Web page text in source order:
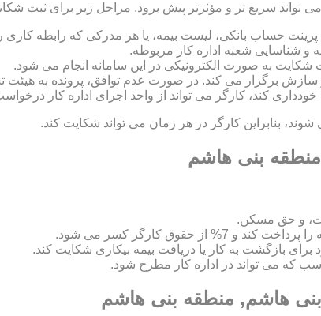
تواند سریع تر و مؤثرتر پیش برود. مراحل زیر برای ثبت
حساب بانکی، لیست بیمه، یا هر مدرکی که رابطه کاری
و شناسایی شعبه اداره کار مربوطه.
و سازش برگزار می کند. در صورت عدم توافق، پرونده به
کند، کارگر می تواند از واحد اجرای اداره کار
بنابراین کارگر در هر زمان می تواند شکایت کند.
منطقه بنی هاشم
و حق مسکن.
که می تواند در اداره کار مطرح شود.
هاشم, منطقه بنی هاشم